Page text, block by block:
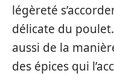
légèreté
délicate du
aussi de la
des épices qui